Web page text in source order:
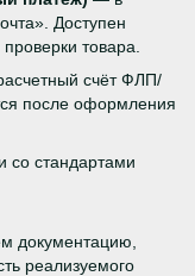
Доступен
товара.
счёт ФЛП/
после оформления
со стандартами
документацию,
реализуемого